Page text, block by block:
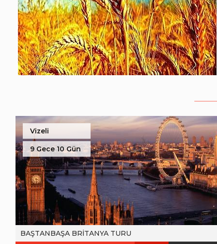
Vizeli
9 Gece 10 Gün
BAŞTANBAŞA BRİTANYA TURU